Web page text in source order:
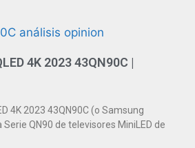
4K 2023 43QN90C |
4K 2023 43QN90C (o Samsung
QN90 de televisores MiniLED de